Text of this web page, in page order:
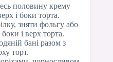
половину крему
і боки торта.
зняти фольгу або
і верх торта.
бані разом з
торт.